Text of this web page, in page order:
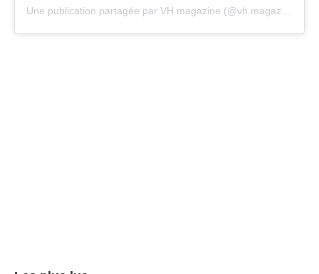
Une publication partagée par VH magazine (@vh.magazine)